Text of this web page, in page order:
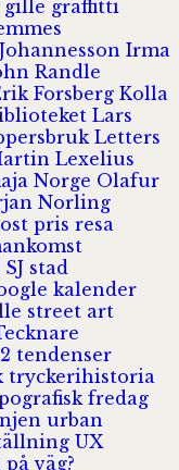
gille graffitti
Irma
Randle
Forsberg Kolla
Lars
Letters
Lexelius
Norge Olafur
Norling
pris resa
SJ stad
kalender
street art
tendenser
tryckerihistoria
fredag
urban
UX
väg?